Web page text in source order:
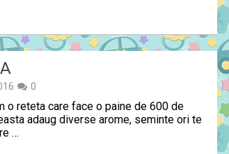
0
o reteta care face o paine de 600 de
adaug diverse arome, seminte ori te
…